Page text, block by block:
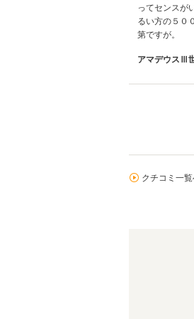
ってセンスが
るい方の５０
第ですが。
アマデウスⅢ
クチコミ一